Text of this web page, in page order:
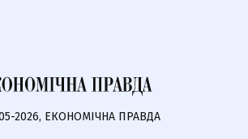
2026, ЕКОНОМІЧНА ПРАВДА